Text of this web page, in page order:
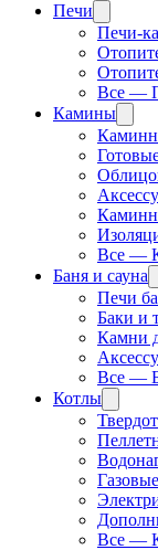
Печи
Печи-
Все —
Камины
Все —
Баня и сауна
Печи
Баки и
Камни
Все —
Котлы
Все —